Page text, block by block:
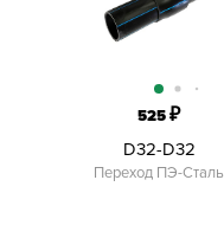
525₽
D32-D32
Переход ПЭ-Сталь